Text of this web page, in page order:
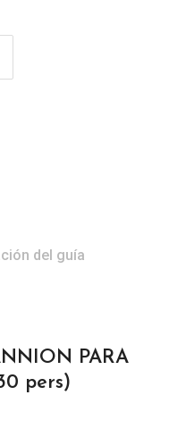
del guía
PARA
pers)